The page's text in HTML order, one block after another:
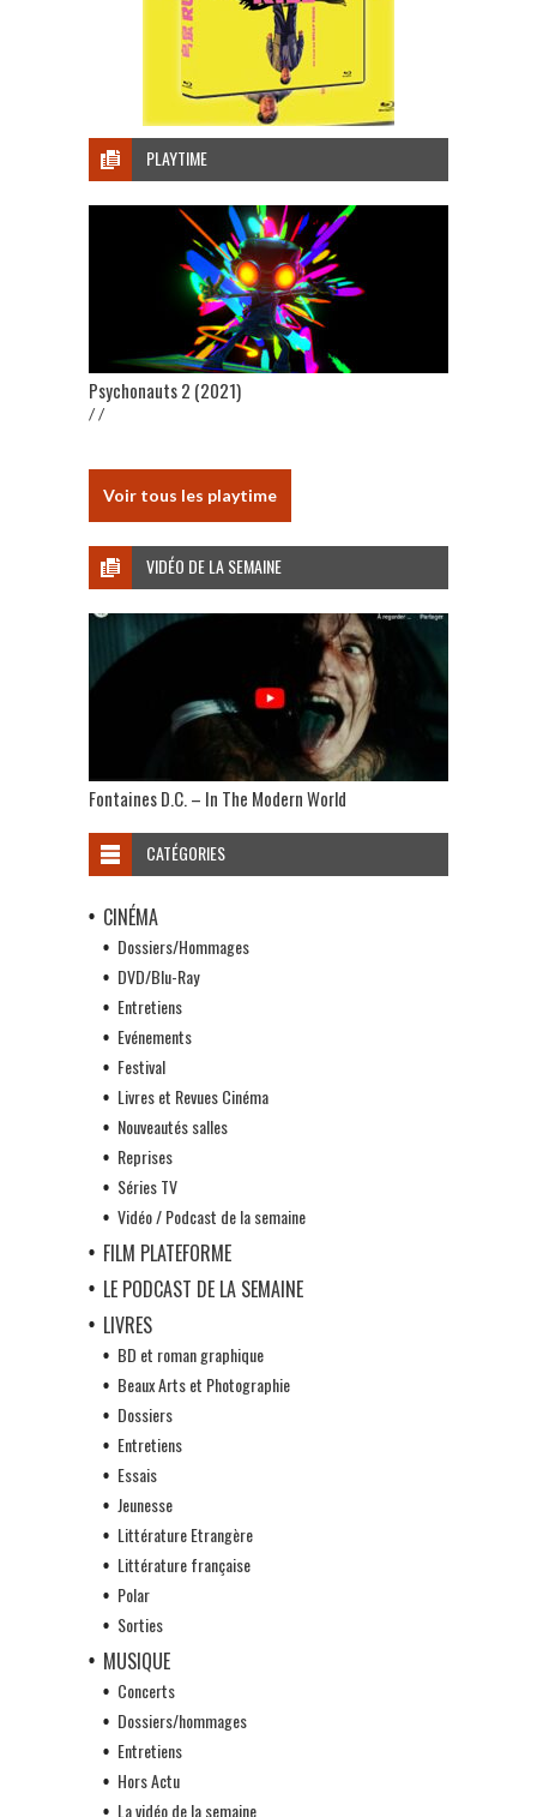
PLAYTIME
Psychonauts 2 (2021)
/ /
Voir tous les playtime
VIDÉO DE LA SEMAINE
Fontaines D.C. – In The Modern World
CATÉGORIES
CINÉMA
Dossiers/Hommages
DVD/Blu-Ray
Entretiens
Evénements
Festival
Livres et Revues Cinéma
Nouveautés salles
Reprises
Séries TV
Vidéo / Podcast de la semaine
FILM PLATEFORME
LE PODCAST DE LA SEMAINE
LIVRES
BD et roman graphique
Beaux Arts et Photographie
Dossiers
Entretiens
Essais
Jeunesse
Littérature Etrangère
Littérature française
Polar
Sorties
MUSIQUE
Concerts
Dossiers/hommages
Entretiens
Hors Actu
La vidéo de la semaine